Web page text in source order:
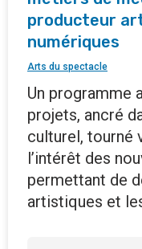
producteur
numériques
Arts du spectacle
Un programme
projets, ancré
culturel, tourné
l’intérêt des
permettant de
artistiques et